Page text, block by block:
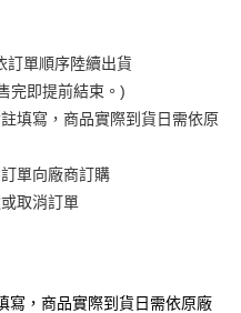
議分開結帳，避免整筆訂單等
運費
單順序陸續出貨
完即提前結束。)
填寫，商品實際到貨日需依原
單向廠商訂購
取消訂單
寫，商品實際到貨日需依原廠